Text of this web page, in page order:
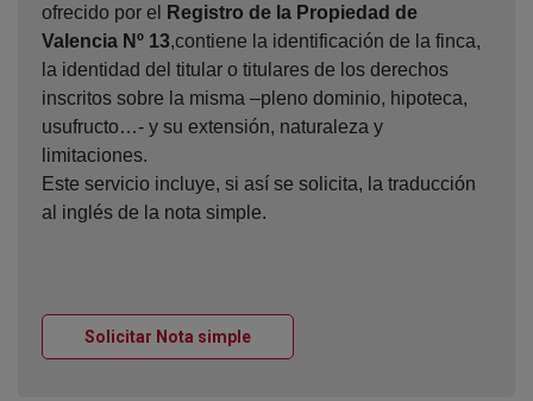
ofrecido por el
Registro de la Propiedad de
Valencia Nº 13,contiene la identificación de la finca,
la identidad del titular o titulares de los derechos
inscritos sobre la misma –pleno dominio, hipoteca,
usufructo…- y su extensión, naturaleza y
limitaciones.
Este servicio incluye, si así se solicita, la traducción
al inglés de la nota simple.
Solicitar Nota simpleVentana nueva